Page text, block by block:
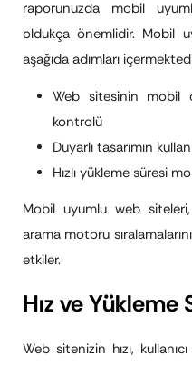
raporunuzda mobil
oldukça önemlidir. Mobil
aşağıda adımları
Web sitesinin mobil
kontrolü
Duyarlı tasarımın
Hızlı yükleme süresi
Mobil uyumlu web siteleri,
arama motoru
etkiler.
Hız ve
Web sitenizin hızı,